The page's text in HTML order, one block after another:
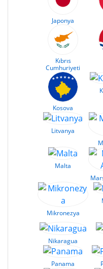
Japonya
Kıbrıs
Cumhuriyeti
Kosova
Litvanya
Malta
Mikronezya
Nikaragua
Panama